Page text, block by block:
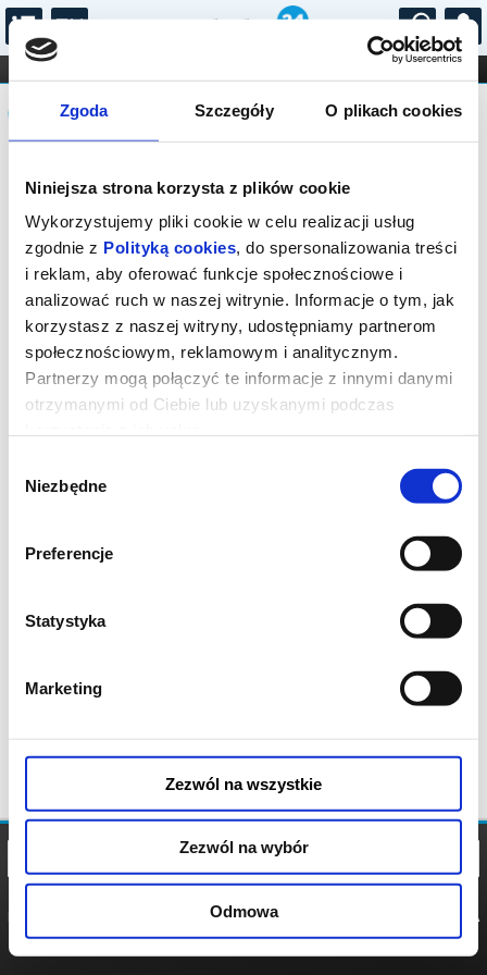
Zgoda Szczegóły O plikach cookies
Niniejsza strona korzysta z plików cookie
Wykorzystujemy pliki cookie w celu realizacji usług
zgodnie z Polityką cookies, do spersonalizowania treści
i reklam, aby oferować funkcje społecznościowe i
analizować ruch w naszej witrynie. Informacje o tym, jak
korzystasz z naszej witryny, udostępniamy partnerom
społecznościowym, reklamowym i analitycznym.
Partnerzy mogą połączyć te informacje z innymi danymi
otrzymanymi od Ciebie lub uzyskanymi podczas
zgody
Niezbędne
Preferencje
Statystyka
Marketing
Zezwól na wszystkie
Zezwól na wybór
Odmowa
...
FILHARMONIA OPERA I BALET
STAND-UP
DLA DZIECI
Komunikat
Sprzedaż biletów on-line na wydarzenie
została zakończona.
POLITYKA
POLITYKA